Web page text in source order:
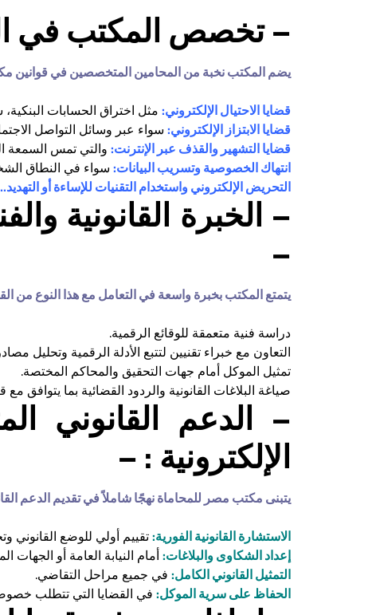
– تخصص المكتب في
يضم المكتب نخبة من المحامين المتخصصين في قوانين
قضايا الاحتيال الإلكتروني:مثل اختراق الحسابات البنكية،
قضايا الابتزاز الإلكتروني:سواء عبر وسائل التواصل
قضايا التشهير والقذف عبر الإنترنت:والتي تمس السمعة
انتهاك الخصوصية وتسريب البيانات:سواء في النطاق
التحريض الإلكتروني واستخدام التقنيات للإساءة أو التهديد..
– الخبرة القانونية
–
يتمتع المكتب بخبرة واسعة في التعامل مع هذا النوع من
دراسة فنية متعمقة للوقائع الرقمية.
التعاون مع خبراء تقنيين لتتبع الأدلة الرقمية وتحليل
تمثيل الموكل أمام جهات التحقيق والمحاكم المختصة.
صياغة البلاغات القانونية والردود القضائية بما يتوافق مع قانون
– الدعم القانوني
الإلكترونية : –
يتبنى مكتب مصر للمحاماة نهجًا شاملاً في تقديم الدعم
الاستشارة القانونية الفورية:تقييم أولي للوضع القانوني
إعداد الشكاوى والبلاغات:أمام النيابة العامة أو الجهات
التمثيل القانوني الكامل:في جميع مراحل التقاضي.
الحفاظ على سرية الموكل:في القضايا التي تتطلب